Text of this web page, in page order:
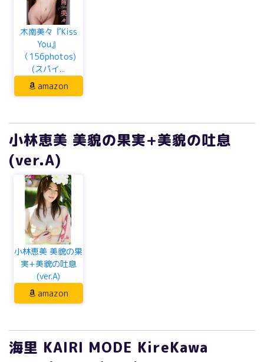
木南美々『Kiss
You』
（156photos)
(スパイ...
amazon
小林恵美 美貌の果実+美貌の吐息
(ver.A)
小林恵美 美貌の果
実+美貌の吐息
(ver.A)
amazon
海里 KAIRI MODE KireKawa